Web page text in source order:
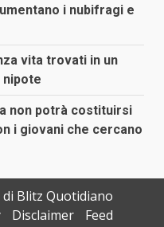
i nubifragi e
vita trovati in un
nipote
non potrà costituirsi
i giovani che cercano
di Blitz Quotidiano
Disclaimer Feed